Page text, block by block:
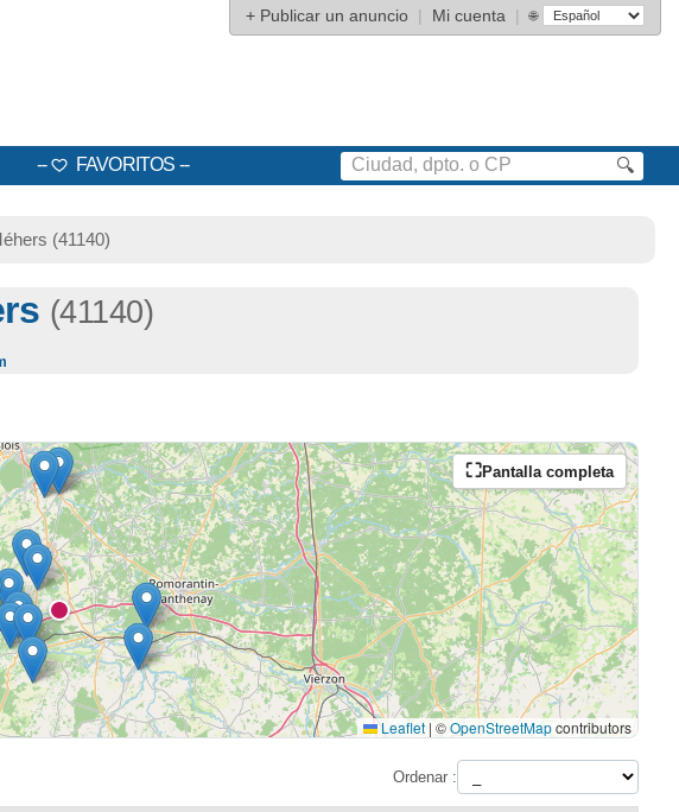
+ Publicar un anuncio | Mi cuenta | 🌐
FAVORITOS 🔍
(41140)
(41140)
Pantalla completa
Leaflet | ©OpenStreetMapcontributors
Ordenar :